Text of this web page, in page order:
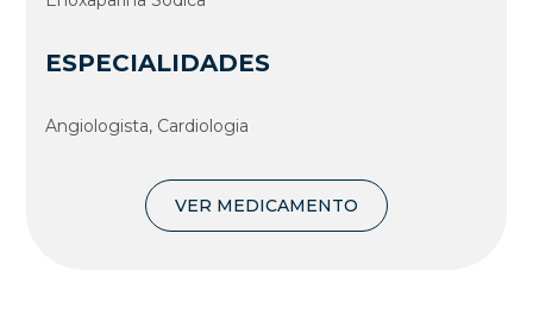
ESPECIALIDADES
Angiologista, Cardiologia
VER MEDICAMENTO